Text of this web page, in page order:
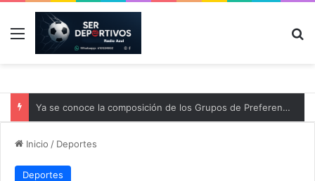
Menú
Ya se conoce la composición de los Grupos de Preferente y el calendario
Inicio / Deportes
Deportes